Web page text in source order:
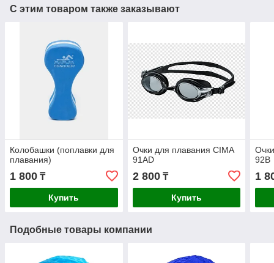
С этим товаром также заказывают
Колобашки (поплавки для
плавания)
1 800 ₸
Купить
Очки для плавания CIMA
91AD
2 800₸
Купить
92B
1
Подобные товары компании